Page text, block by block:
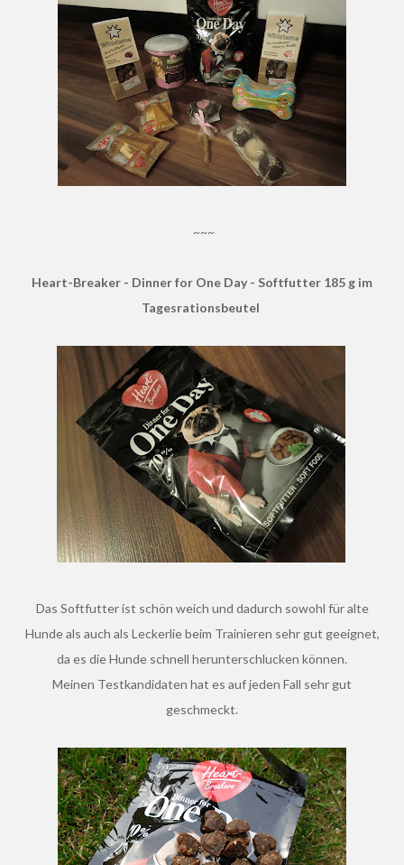
~~~
Heart-Breaker - Dinner for One Day - Softfutter 185 g im
Tagesrationsbeutel
Das Softfutter ist schön weich und dadurch sowohl für alte
Hunde als auch als Leckerlie beim Trainieren sehr gut geeignet,
da es die Hunde schnell herunterschlucken können.
Meinen Testkandidaten hat es auf jeden Fall sehr gut
geschmeckt.